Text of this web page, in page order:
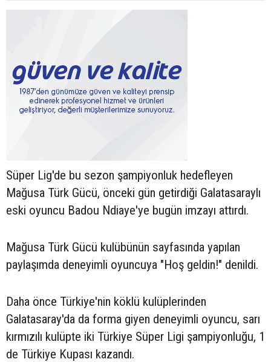
Süper Lig'de bu sezon şampiyonluk hedefleyen
Mağusa Türk Gücü, önceki gün getirdiği Galatasaraylı
eski oyuncu Badou Ndiaye'ye bugün imzayı attırdı.
Mağusa Türk Gücü kulübünün sayfasında yapılan
paylaşımda deneyimli oyuncuya "Hoş geldin!" denildi.
Daha önce Türkiye'nin köklü kulüplerinden
Galatasaray'da da forma giyen deneyimli oyuncu, sarı
kırmızılı kulüpte iki Türkiye Süper Ligi şampiyonluğu, 1
de Türkiye Kupası kazandı.